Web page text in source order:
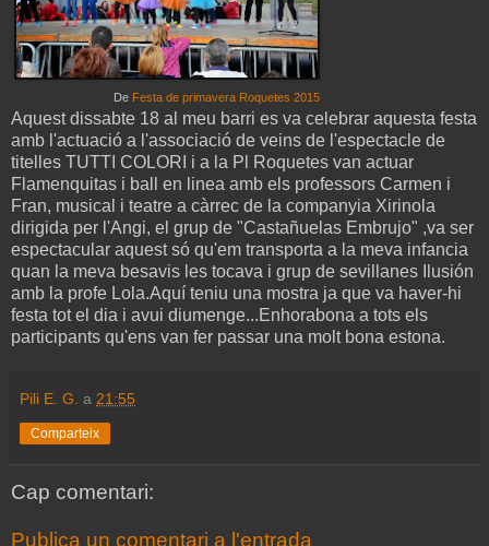
De Festa de primavera Roquetes 2015
Aquest dissabte 18 al meu barri es va celebrar aquesta festa
amb l'actuació a l'associació de veins de l'espectacle de
titelles TUTTI COLORI i a la Pl Roquetes van actuar
Flamenquitas i ball en linea amb els professors Carmen i
Fran, musical i teatre a càrrec de la companyia Xirinola
dirigida per l'Angi, el grup de "Castañuelas Embrujo" ,va ser
espectacular aquest só qu'em transporta a la meva infancia
quan la meva besavis les tocava i grup de sevillanes Ilusión
amb la profe Lola.Aquí teniu una mostra ja que va haver-hi
festa tot el dia i avui diumenge...Enhorabona a tots els
participants qu'ens van fer passar una molt bona estona.
Pili E. G. a 21:55
Comparteix
Cap comentari:
Publica un comentari a l'entrada